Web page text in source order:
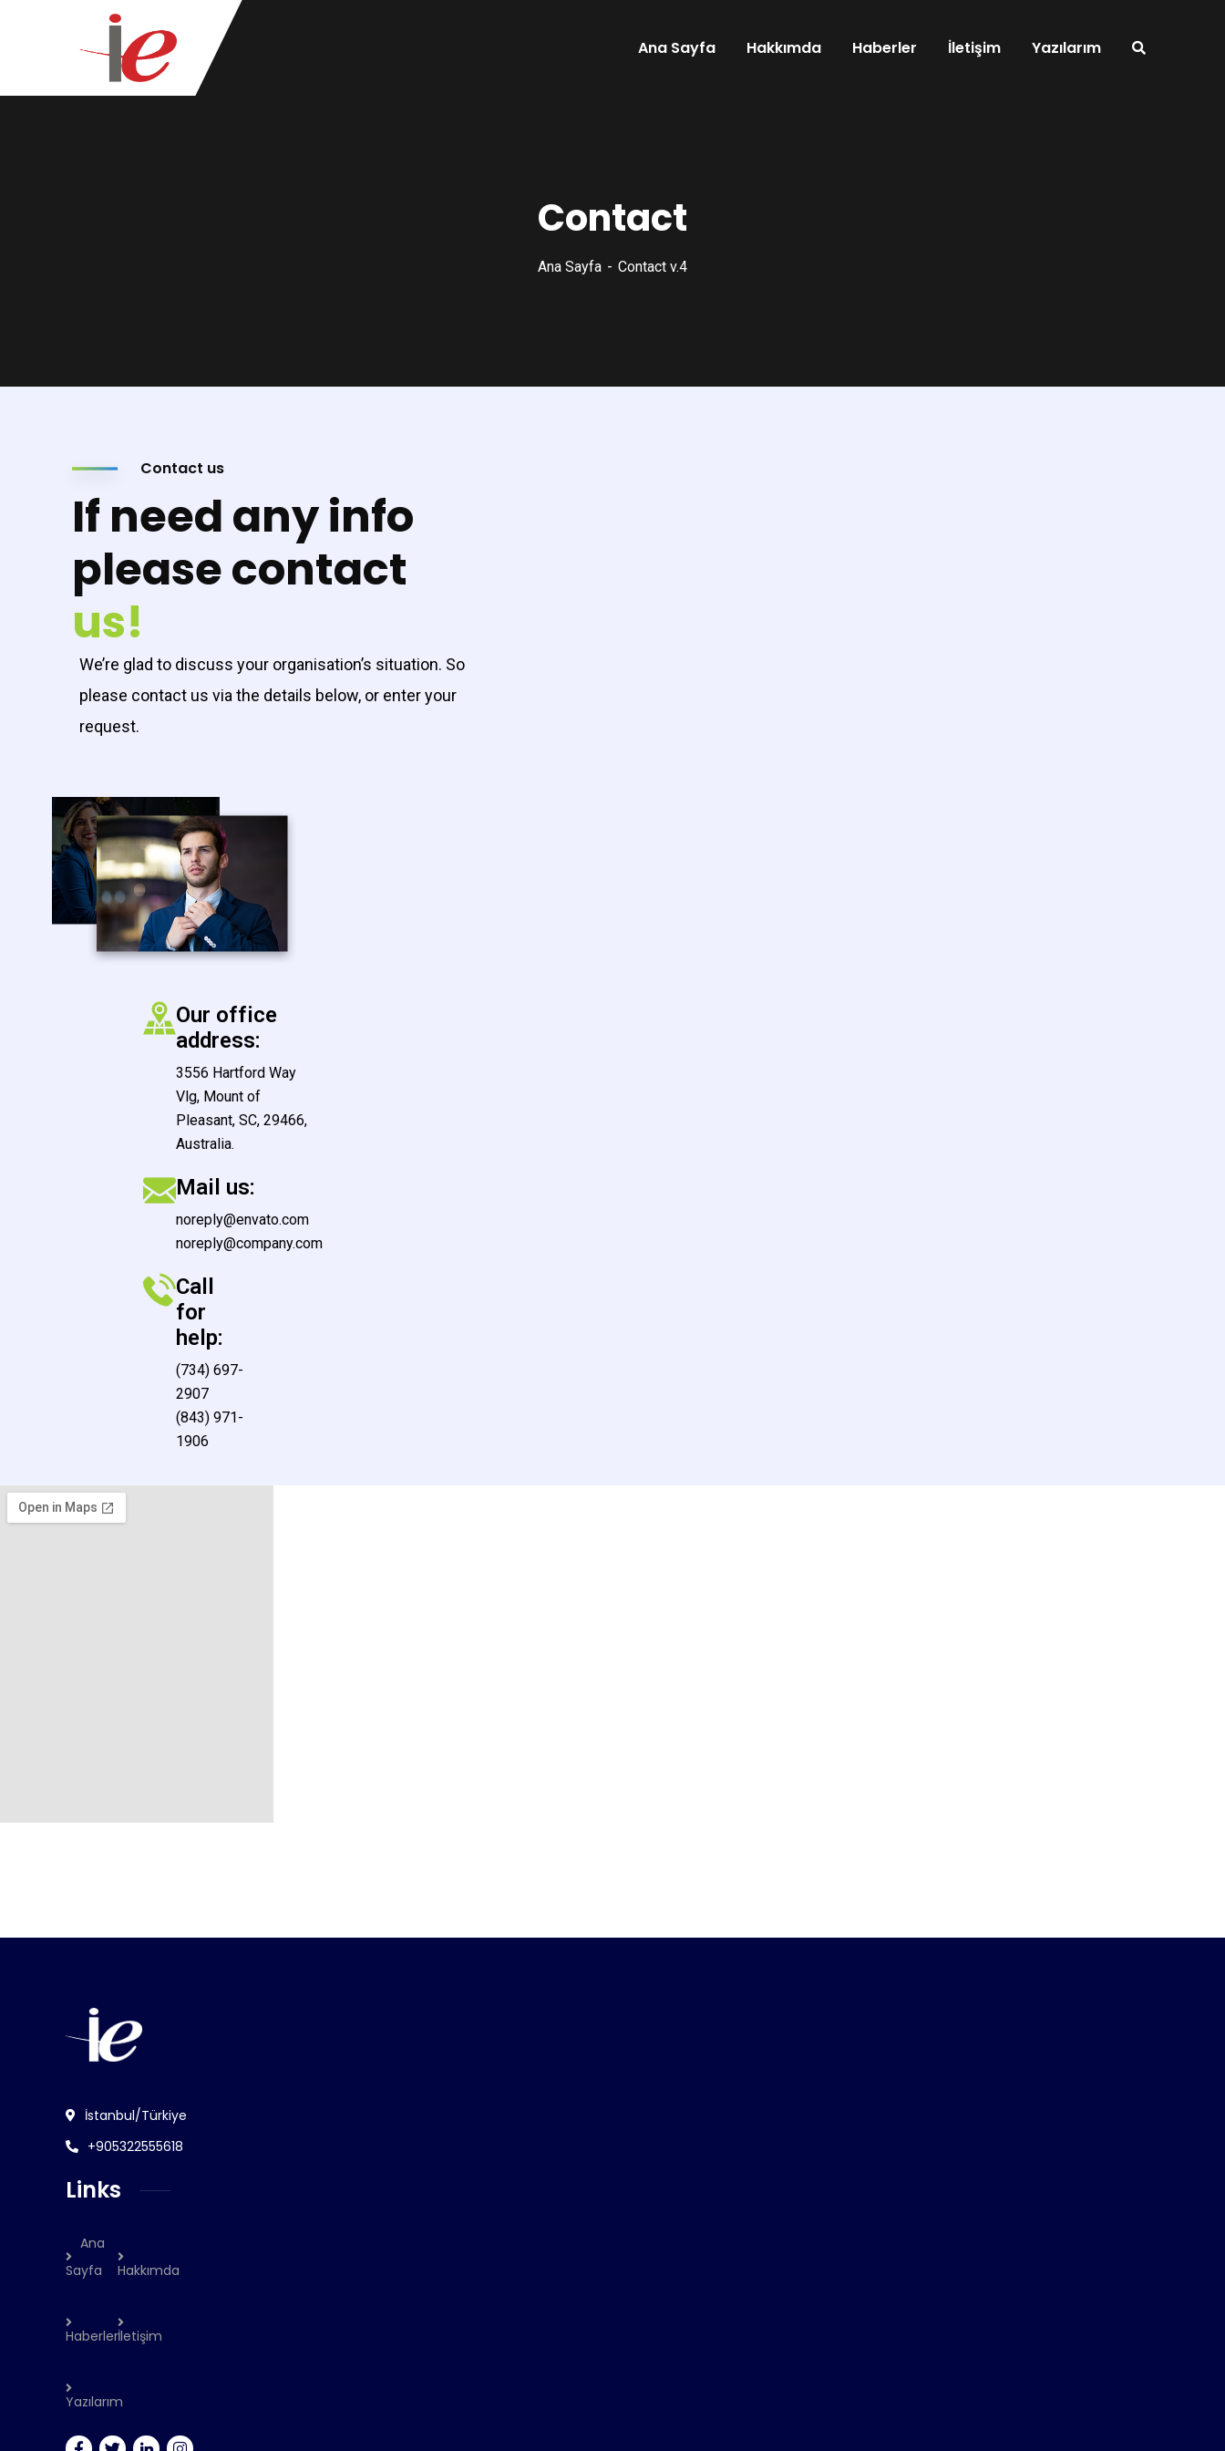
Ana Sayfa Hakkımda Haberler İletişim Yazılarım
Contact
Ana Sayfa Contact v.4
Contact us
If need any info
please contact
us!
We’re glad to discuss your organisation’s situation. So
please contact us via the details below, or enter your
request.
Our office
address:
3556 Hartford Way
Vlg, Mount of
Pleasant, SC, 29466,
Australia.
Mail us:
noreply@envato.com
noreply@company.com
Call
for
help:
(734) 697-
2907
(843) 971-
1906
İstanbul/Türkiye
+905322555618
Links
Ana
Sayfa
Hakkımda
Haberlerİletişim
Yazılarım